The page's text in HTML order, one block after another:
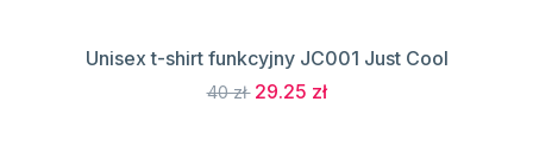
Unisex t-shirt funkcyjny JC001 Just Cool
40 zł 29.25 zł